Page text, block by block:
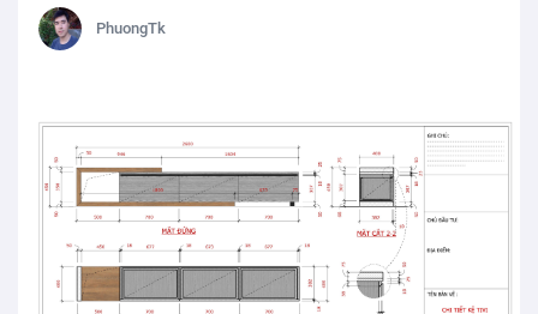
PhuongTk